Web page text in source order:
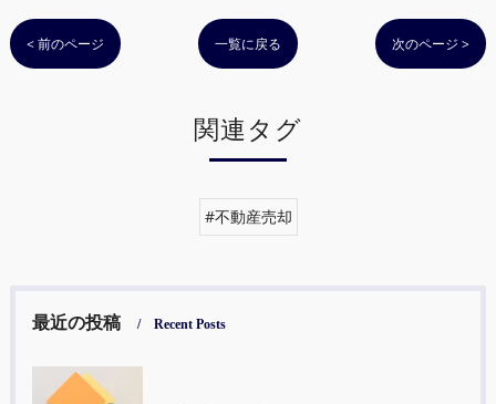
< 前のページ 一覧に戻る 次のページ >
関連タグ
#不動産売却
最近の投稿 Recent Posts